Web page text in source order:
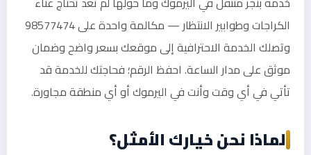
الكراجات وطوابير الانتظار — مكالمة واحدة على 98577474
وتصلك الخدمة الاحترافية إلى موقعك بسعر واضح وضمان
موثق على مدار الساعة. احفظ الرقم؛ فحاجتك للخدمة قد
تأتي في أي وقت وأنت في اليرموك أو أي منطقة مجاورة.
لماذا نحن خيارك الأمثل؟